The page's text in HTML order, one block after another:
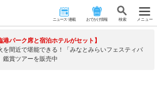
ニュース･連載 おでかけ情報 検 索 メニュー
港パーク席と宿泊ホテルがセット】
を間近で堪能できる！「みなとみらいフェスティバ
鑑賞ツアーを販売中